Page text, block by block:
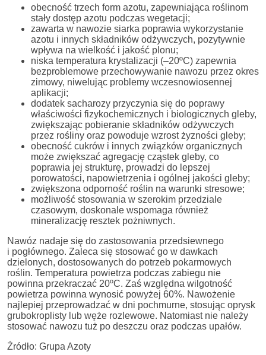
obecność trzech form azotu, zapewniająca roślinom
stały dostęp azotu podczas wegetacji;
zawarta w nawozie siarka poprawia wykorzystanie
azotu i innych składników odżywczych, pozytywnie
wpływa na wielkość i jakość plonu;
niska temperatura krystalizacji (–20ºC) zapewnia
bezproblemowe przechowywanie nawozu przez okres
zimowy, niwelując problemy wczesnowiosennej
aplikacji;
dodatek sacharozy przyczynia się do poprawy
właściwości fizykochemicznych i biologicznych gleby,
zwiększając pobieranie składników odżywczych
przez rośliny oraz powoduje wzrost żyzności gleby;
obecność cukrów i innych związków organicznych
może zwiększać agregację cząstek gleby, co
poprawia jej strukturę, prowadzi do lepszej
porowatości, napowietrzenia i ogólnej jakości gleby;
zwiększona odporność roślin na warunki stresowe;
możliwość stosowania w szerokim przedziale
czasowym, doskonale wspomaga również
mineralizację resztek pożniwnych.​
Nawóz nadaje się do zastosowania przedsiewnego
i pogłównego. Zaleca się stosować go w dawkach
dzielonych, dostosowanych do potrzeb pokarmowych
roślin. Temperatura powietrza podczas zabiegu nie
powinna przekraczać 20ºC. Zaś względna wilgotność
powietrza powinna wynosić powyżej 60%. Nawożenie
najlepiej przeprowadzać w dni pochmurne, stosując oprysk
grubokroplisty lub węże rozlewowe. Natomiast nie należy
stosować nawozu tuż po deszczu oraz podczas upałów.
Źródło: Grupa Azoty